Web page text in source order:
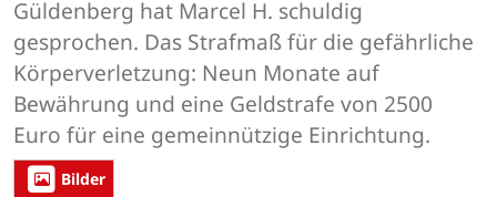
Güldenberg hat Marcel H. schuldig
gesprochen. Das Strafmaß für die gefährliche
Körperverletzung: Neun Monate auf
Bewährung und eine Geldstrafe von 2500
Euro für eine gemeinnützige Einrichtung.
Bilder